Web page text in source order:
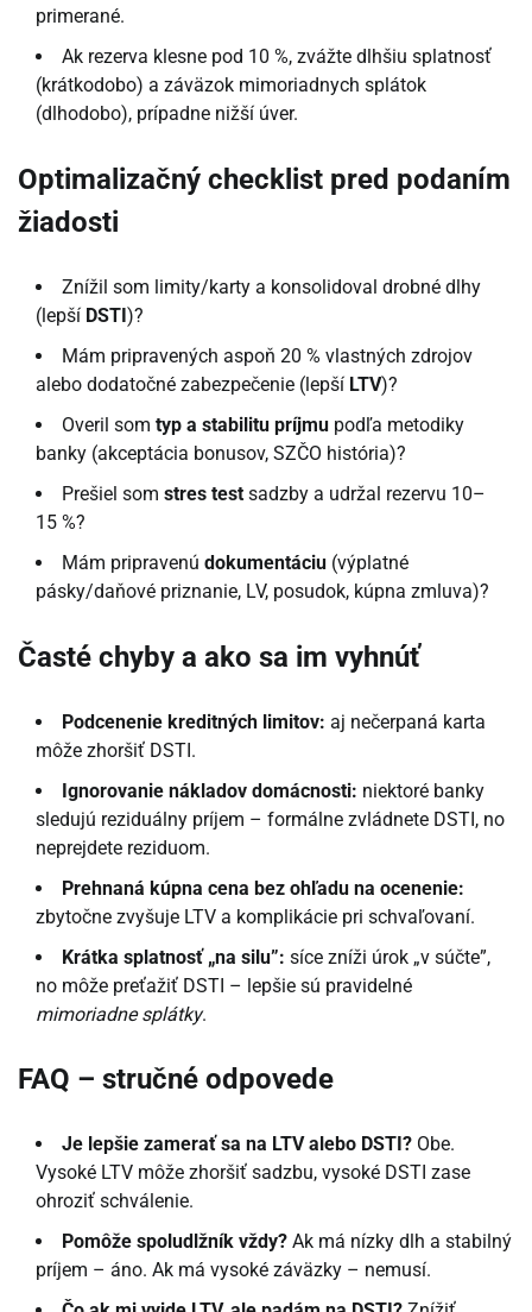
primerané.
Ak rezerva klesne pod 10 %, zvážte dlhšiu splatnosť
(krátkodobo) a záväzok mimoriadnych splátok
(dlhodobo), prípadne nižší úver.
Optimalizačný checklist pred podaním
žiadosti
Znížil som limity/karty a konsolidoval drobné dlhy
(lepší DSTI)?
Mám pripravených aspoň 20 % vlastných zdrojov
alebo dodatočné zabezpečenie (lepší LTV)?
Overil som typ a stabilitu príjmu podľa metodiky
banky (akceptácia bonusov, SZČO história)?
Prešiel som stres test sadzby a udržal rezervu 10–
15 %?
Mám pripravenú dokumentáciu (výplatné
pásky/daňové priznanie, LV, posudok, kúpna zmluva)?
Časté chyby a ako sa im vyhnúť
Podcenenie kreditných limitov: aj nečerpaná karta
môže zhoršiť DSTI.
Ignorovanie nákladov domácnosti: niektoré banky
sledujú reziduálny príjem – formálne zvládnete DSTI, no
neprejdete reziduom.
Prehnaná kúpna cena bez ohľadu na ocenenie:
zbytočne zvyšuje LTV a komplikácie pri schvaľovaní.
Krátka splatnosť „na silu”: síce zníži úrok „v súčte”,
no môže preťažiť DSTI – lepšie sú pravidelné
mimoriadne splátky.
FAQ – stručné odpovede
Je lepšie zamerať sa na LTV alebo DSTI? Obe.
Vysoké LTV môže zhoršiť sadzbu, vysoké DSTI zase
ohroziť schválenie.
Pomôže spoludlžník vždy? Ak má nízky dlh a stabilný
príjem – áno. Ak má vysoké záväzky – nemusí.